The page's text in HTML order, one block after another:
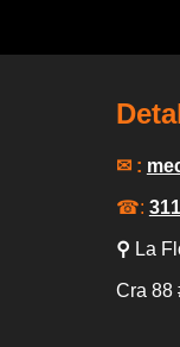
✉ :
☎:
⚲ La
Cra 88